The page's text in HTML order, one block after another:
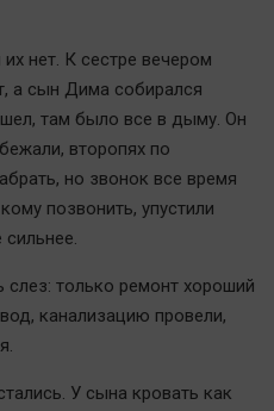
нет. К сестре вечером
а сын Дима собирался
там было все в дыму. Он
второпях по
но звонок все время
позвонить, упустили
только ремонт хороший
канализацию провели,
У сына кровать как